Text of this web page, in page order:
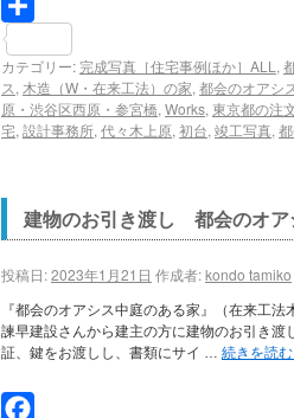
有
カテゴリー: 完成写真［住宅事例ほか］ALL ,
ス, 木造（W・在来工法）の家, 都会のオアシ
原・渋谷区西原・参宮橋, Works, 東京都の注
宅, 設計事務所, 代々木上原, 初台, 竣工写真,
建物のお引き渡し 都会のオア
投稿日:2023年1月21日 作成者:kondo tamiko
『都会のオアシス中庭のある家』（在来工
諫早建設さんから建主の方に建物のお引き
証、鍵をお渡しし、書類にサイ … 続きを読む